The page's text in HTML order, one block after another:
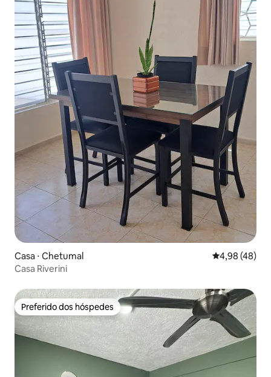
Casa ⋅ Chetumal 4,98 de uma
4,98 (48)
Casa Riverini
Preferido dos hóspedes
Preferido dos hóspedes